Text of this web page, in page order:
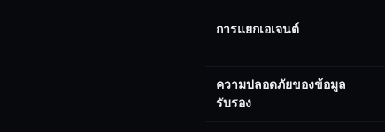
การแยกเอเจนต์
ความปลอดภัยของข้อมูล
รับรอง